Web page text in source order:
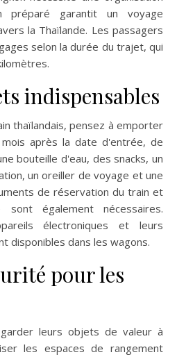
préparé garantit un voyage
la Thaïlande. Les passagers
selon la durée du trajet, qui
indispensables
thaïlandais, pensez à emporter
après la date d'entrée, de
bouteille d'eau, des snacks, un
un oreiller de voyage et une
de réservation du train et
sont également nécessaires.
électroniques et leurs
disponibles dans les wagons.
pour les
leurs objets de valeur à
les espaces de rangement